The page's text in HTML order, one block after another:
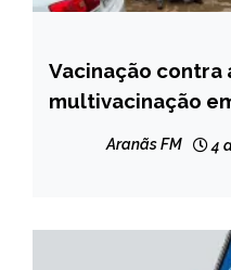
CAPELINHA
NOTÍCIAS
Vacinação contra
multivacinação
Aranãs FM 4